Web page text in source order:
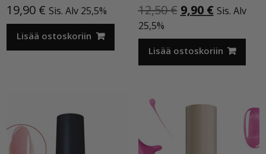
19,90 € Sis. Alv 25,5%
Lisää ostoskoriin
12,50€ Alkuperäinen
oli:
12,50 €.
9,90 €Nykyinen
on:
9,90 €.
Sis. Alv
25,5%
Lisää ostoskoriin